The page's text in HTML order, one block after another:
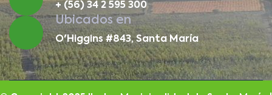
+ (56) 34 2 595 300
Ubicados en
O'Higgins #843, Santa María